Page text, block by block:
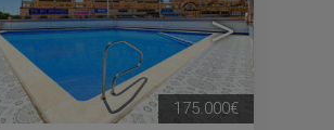
>
175.000€